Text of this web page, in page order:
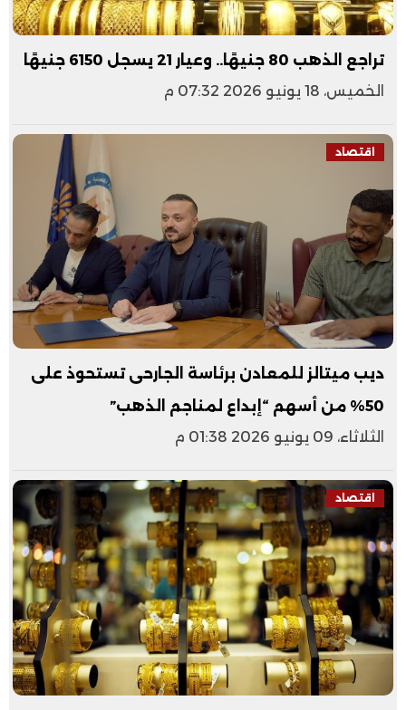
تراجع الذهب 80 جنيهًا.. وعيار 21 يسجل 6150 جنيهًا
الخميس، 18 يونيو 2026 07:32 م
اقتصاد
ديب ميتالز للمعادن برئاسة الجارحى تستحوذ على
50% من أسهم “إبداع لمناجم الذهب”
الثلاثاء، 09 يونيو 2026 01:38 م
اقتصاد